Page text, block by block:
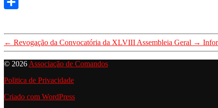
Email
← Revogação da Convocatória da XLVIII Assembleia Geral →
© 2026 Associação de Comandos
Politica de Privacidade
Criado com WordPress